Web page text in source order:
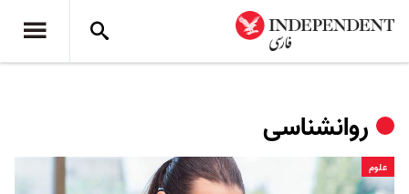
روانشناسی
علوم